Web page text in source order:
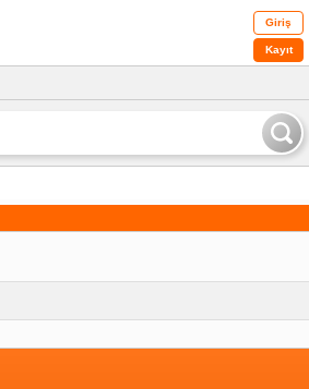
Giriş
Kayıt